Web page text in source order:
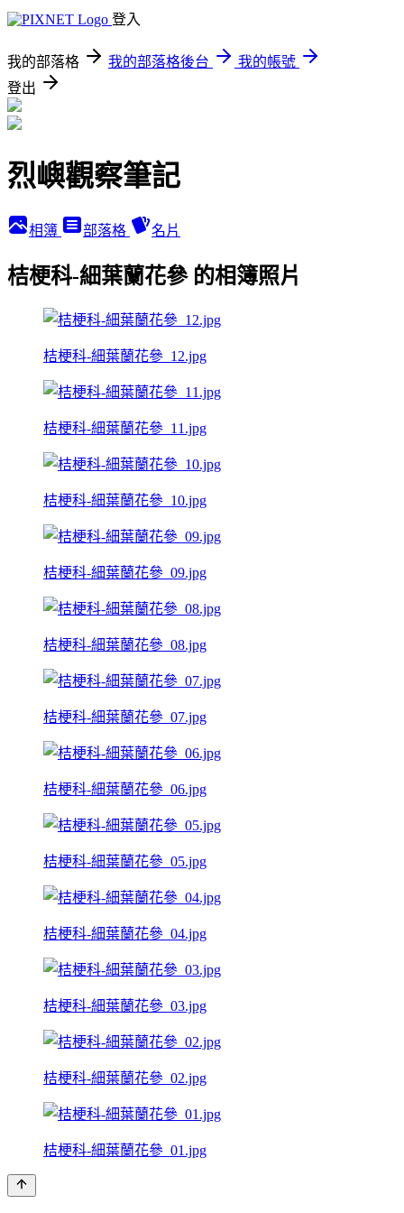
登入
我的部落格 我的部落格後台
我的帳號
登出
烈嶼觀察筆記
相簿 部落格 名片
桔梗科-細葉蘭花參 的相簿照片
桔梗科-細葉蘭花參_12.jpg
桔梗科-細葉蘭花參_11.jpg
桔梗科-細葉蘭花參_10.jpg
桔梗科-細葉蘭花參_09.jpg
桔梗科-細葉蘭花參_08.jpg
桔梗科-細葉蘭花參_07.jpg
桔梗科-細葉蘭花參_06.jpg
桔梗科-細葉蘭花參_05.jpg
桔梗科-細葉蘭花參_04.jpg
桔梗科-細葉蘭花參_03.jpg
桔梗科-細葉蘭花參_02.jpg
桔梗科-細葉蘭花參_01.jpg